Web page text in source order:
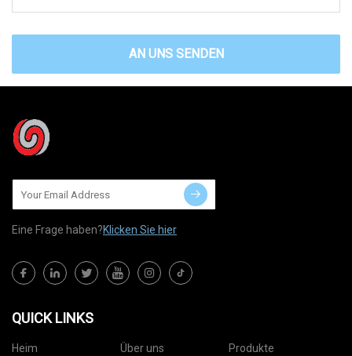
AN UNS SENDEN
Eine Frage haben?Klicken Sie hier
QUICK LINKS
Heim Über uns
Produkte